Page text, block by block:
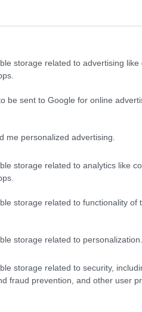
storage related to advertising like
be sent to Google for online
me personalized advertising.
storage related to analytics like
storage related to functionality of
storage related to personalization.
storage related to security,
fraud prevention, and other user
125
A jövő étkezőasztala
Mindennapi Betevő matricák
Félelem és reszketés Las
Vegasban társasjáték